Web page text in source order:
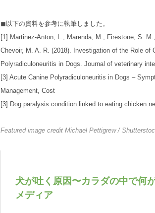
◼︎以下の資料を参考に執筆しました。
[1] Martinez‐Anton, L., Marenda, M., Firestone, S.
Chevoir, M. A. R. (2018). Investigation of the Role
Polyradiculoneuritis in Dogs. Journal of veterinary
[3] Acute Canine Polyradiculoneuritis in Dogs –
Management, Cost
[3] Dog paralysis condition linked to eating chicken
Featured image credit Michael Pettigrew/
犬が吐く原因〜カラダの中で何
メディア